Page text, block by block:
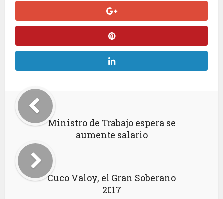
Ministro de Trabajo espera se
aumente salario
Cuco Valoy, el Gran Soberano
2017